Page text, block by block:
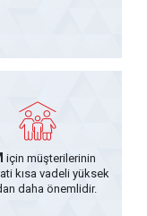
için müşterilerinin
kısa vadeli yüksek
daha önemlidir.